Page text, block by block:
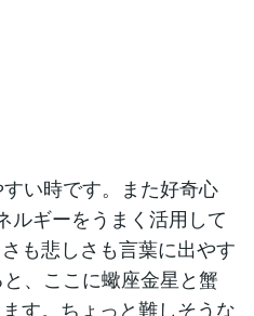
い時です。また好奇心
ルギーをうまく活用して
も悲しさも言葉に出やす
、ここに蠍座金星と蟹
す。ちょっと難しそうな